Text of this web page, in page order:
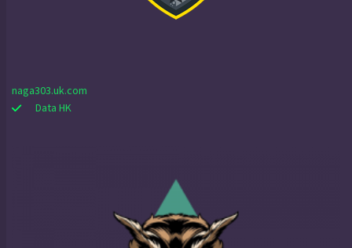
naga303.uk.com
Data HK